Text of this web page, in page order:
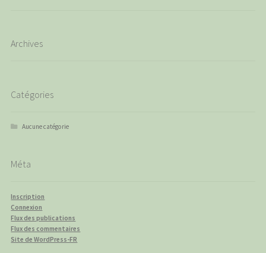
Archives
Catégories
Aucune catégorie
Méta
Inscription
Connexion
Flux des publications
Flux des commentaires
Site de WordPress-FR